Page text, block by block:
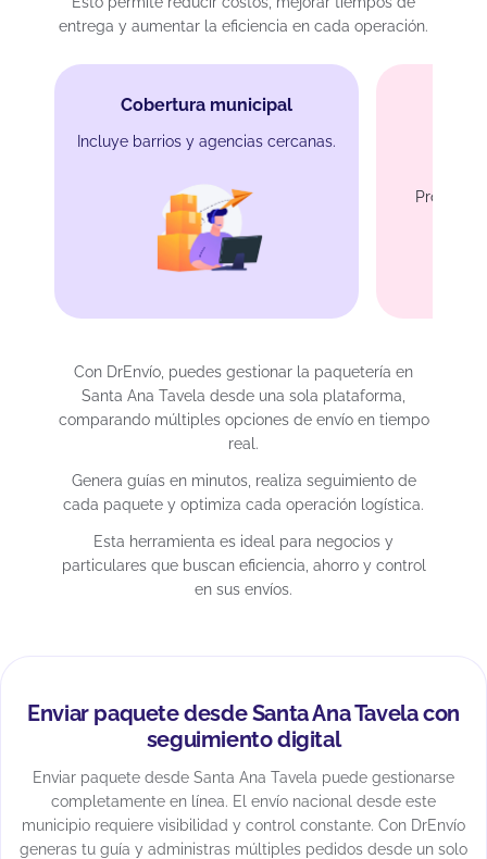
entrega y aumentar la eficiencia en cada operación.
Cobertura municipal
Incluye barrios y agencias cercanas.
Con DrEnvío, puedes gestionar la paquetería en
Santa Ana Tavela desde una sola plataforma,
comparando múltiples opciones de envío en tiempo
real.
Genera guías en minutos, realiza seguimiento de
cada paquete y optimiza cada operación logística.
Esta herramienta es ideal para negocios y
particulares que buscan eficiencia, ahorro y control
en sus envíos.
Enviar paquete desde Santa Ana Tavela con
seguimiento digital
Enviar paquete desde Santa Ana Tavela puede gestionarse
completamente en línea. El envío nacional desde este
municipio requiere visibilidad y control constante. Con DrEnvío
generas tu guía y administras múltiples pedidos desde un solo